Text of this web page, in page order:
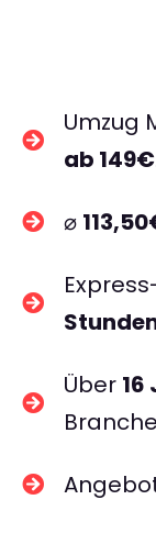
Umzug
ab 149€
⌀
Über 16